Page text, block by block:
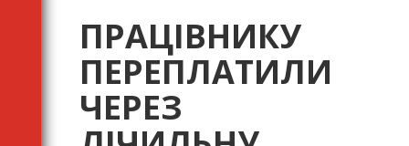
ПРАЦІВНИКУ
ПЕРЕПЛАТИЛИ
ЧЕРЕЗ